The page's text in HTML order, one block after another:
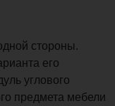
стороны.
его
углового
предмета мебели